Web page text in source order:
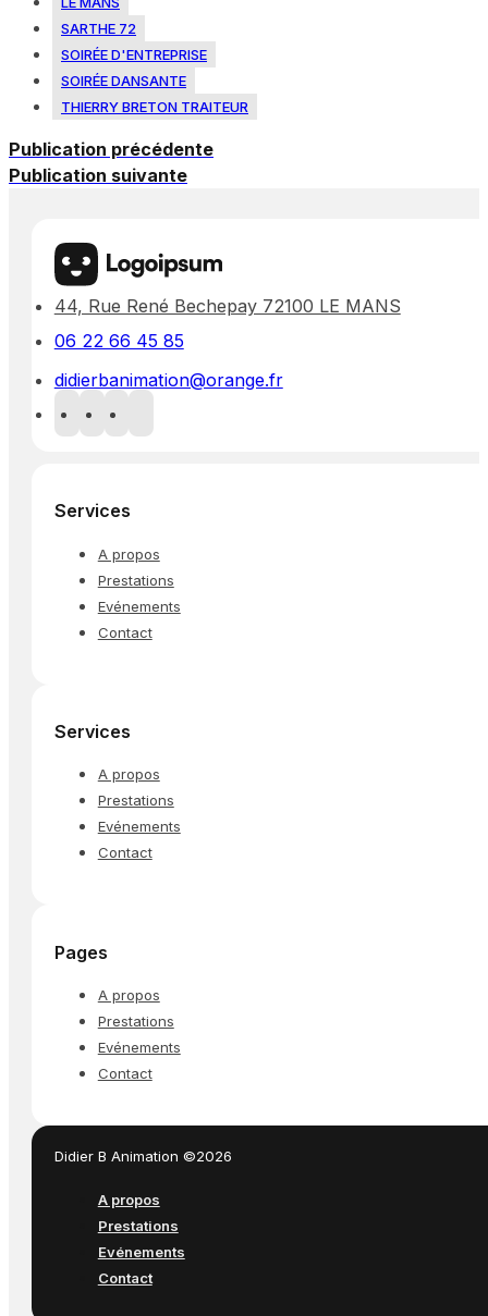
SARTHE 72
SOIRÉE D'ENTREPRISE
SOIRÉE DANSANTE
THIERRY BRETON TRAITEUR
Publication précédente
Publication suivante
44, Rue René Bechepay 72100 LE MANS
06 22 66 45 85
didierbanimation@orange.fr
Services
A propos
Prestations
Evénements
Contact
Services
A propos
Prestations
Evénements
Contact
Pages
A propos
Prestations
Evénements
Contact
Didier B Animation ©2026
A propos
Prestations
Evénements
Contact